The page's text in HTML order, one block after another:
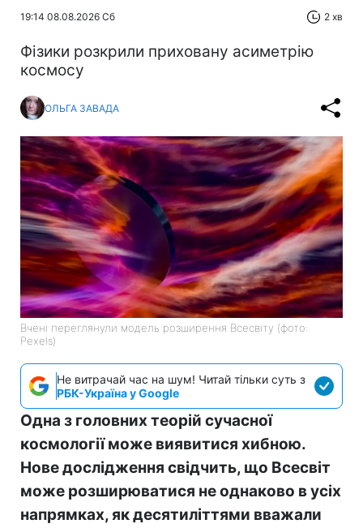
19:14 08.08.2026 Сб 2 хв
Фізики розкрили приховану асиметрію
космосу
ОЛЬГА ЗАВАДА
Вчені переглянули модель розширення Всесвіту (фото:
Pexels)
Не витрачай час на шум! Читай тільки суть з
РБК-Україна у Google
Одна з головних теорій сучасної
космології може виявитися хибною.
Нове дослідження свідчить, що Всесвіт
може розширюватися не однаково в усіх
напрямках, як десятиліттями вважали